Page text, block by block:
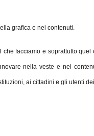
grafica e nei contenuti.
che facciamo e soprattutto
nella veste e nei
ai cittadini e gli utenti